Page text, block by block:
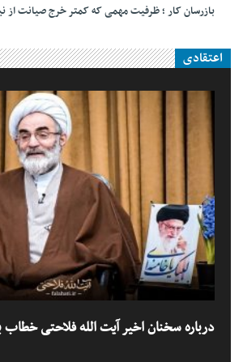
بازرسان کار ؛ ظرفیت مهمی که کمتر خرج صیانت از
اعتقادی
درباره سخنان اخیر آیت الله فلاحتی